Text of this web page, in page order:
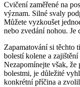
Cvičení zaměřené na
význam. Silné svaly
Můžete vyzkoušet
nebo zvedání nohou. Je
Zapamatování si těchto
bolestí kolene a
Nezapomínejte však,
bolestmi, je důležité
konkrétní příčina a